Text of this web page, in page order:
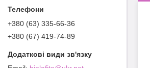
+380 (63) 335-66-36
+380 (67) 419-74-89